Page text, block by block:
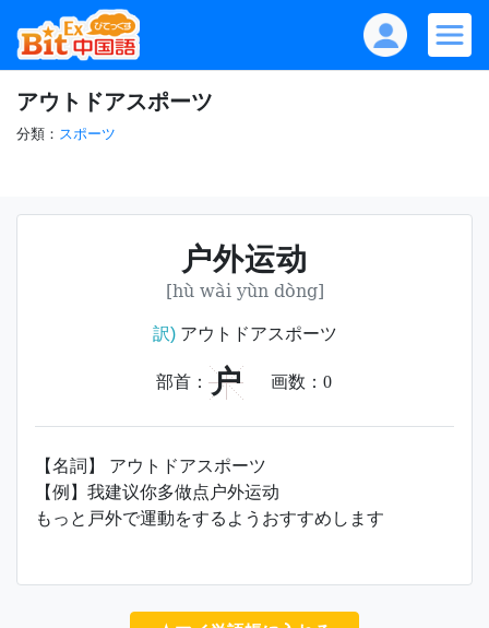
アウトドアスポーツ
分類： スポーツ
户外运动
[hù wài yùn dòng]
訳)アウトドアスポーツ
部首： 户 画数： 0
【名詞】 アウトドアスポーツ
【例】我建议你多做点户外运动
もっと戸外で運動をするようおすすめします